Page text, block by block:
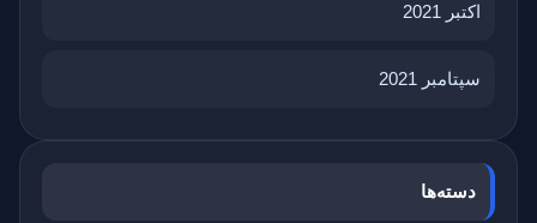
اکتبر 2021
سپتامبر 2021
دسته‌ها